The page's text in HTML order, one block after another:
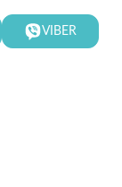
VIBER